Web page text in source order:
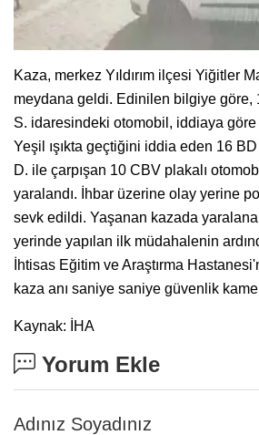
Kaza, merkez Yıldırım ilçesi Yiğitler
meydana geldi. Edinilen bilgiye göre,
S. idaresindeki otomobil, iddiaya göre
Yeşil ışıkta geçtiğini iddia eden 16
D. ile çarpışan 10 CBV plakalı
yaralandı. İhbar üzerine olay yerine
sevk edildi. Yaşanan kazada
yerinde yapılan ilk müdahalenin
İhtisas Eğitim ve Araştırma
kaza anı saniye saniye güvenlik
Kaynak: İHA
Yorum Ekle
Adınız Soyadınız